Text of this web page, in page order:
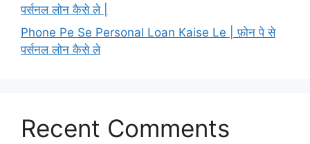
पर्सनल लोन कैसे ले |
Phone Pe Se Personal Loan Kaise Le | फ़ोन पे से
पर्सनल लोन कैसे ले
Recent Comments